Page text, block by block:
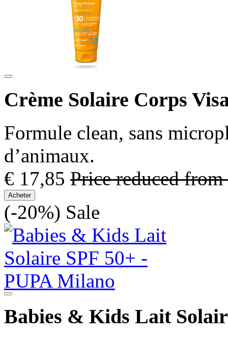
Crème Solaire Corps
Formule clean, sans
d’animaux.
€ 17,85 Price reduced from
Acheter
(-20%) Sale
Babies & Kids Lait